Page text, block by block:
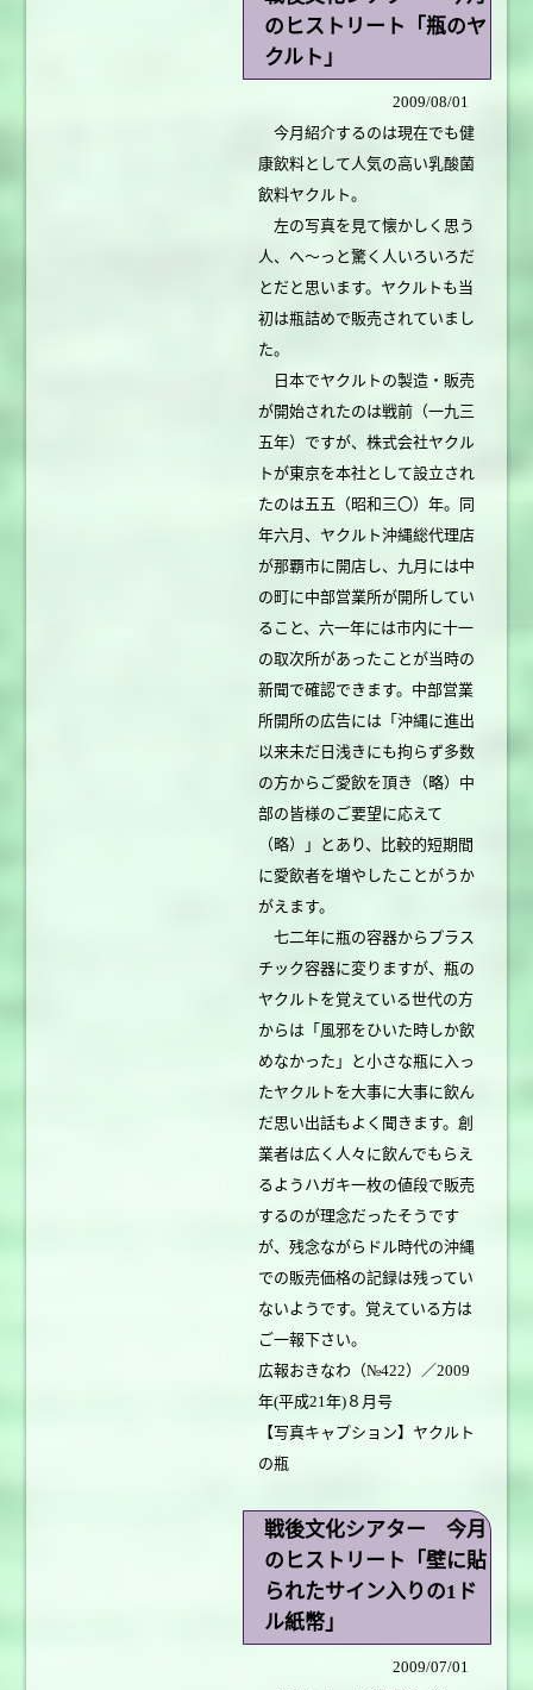
のヒストリート「瓶のヤ
クルト」
2009/08/01
今月紹介するのは現在でも健
康飲料として人気の高い乳酸菌
飲料ヤクルト。
左の写真を見て懐かしく思う
人、へ～っと驚く人いろいろだ
とだと思います。ヤクルトも当
初は瓶詰めで販売されていまし
た。
日本でヤクルトの製造・販売
が開始されたのは戦前（一九三
五年）ですが、株式会社ヤクル
トが東京を本社として設立され
たのは五五（昭和三〇）年。同
年六月、ヤクルト沖縄総代理店
が那覇市に開店し、九月には中
の町に中部営業所が開所してい
ること、六一年には市内に十一
の取次所があったことが当時の
新聞で確認できます。中部営業
所開所の広告には「沖縄に進出
以来未だ日浅きにも拘らず多数
の方からご愛飲を頂き（略）中
部の皆様のご要望に応えて
（略）」とあり、比較的短期間
に愛飲者を増やしたことがうか
がえます。
七二年に瓶の容器からプラス
チック容器に変りますが、瓶の
ヤクルトを覚えている世代の方
からは「風邪をひいた時しか飲
めなかった」と小さな瓶に入っ
たヤクルトを大事に大事に飲ん
だ思い出話もよく聞きます。創
業者は広く人々に飲んでもらえ
るようハガキ一枚の値段で販売
するのが理念だったそうです
が、残念ながらドル時代の沖縄
での販売価格の記録は残ってい
ないようです。覚えている方は
ご一報下さい。
広報おきなわ（№422）／2009
年(平成21年)８月号
【写真キャプション】ヤクルト
の瓶
戦後文化シアター 今月
のヒストリート「壁に貼
られたサイン入りの1ド
ル紙幣」
2009/07/01